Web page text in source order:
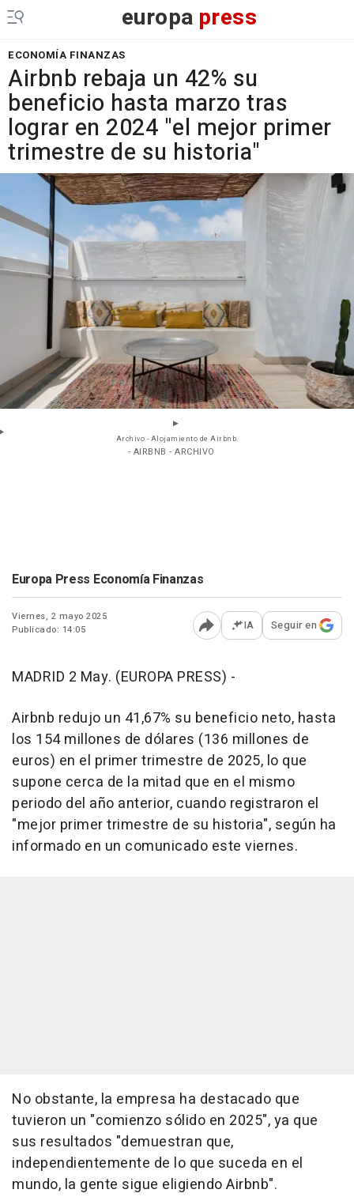
europa press
ECONOMÍA FINANZAS
Airbnb rebaja un 42% su
beneficio hasta marzo tras
lograr en 2024 "el mejor primer
trimestre de su historia"
Archivo - Alojamiento de Airbnb.
- AIRBNB - ARCHIVO
Europa Press Economía Finanzas
Viernes, 2 mayo 2025
Publicado: 14:05
Abrir opciones para
IA Seguir en
MADRID 2 May. (EUROPA PRESS) -
Airbnb redujo un 41,67% su beneficio neto, hasta
los 154 millones de dólares (136 millones de
euros) en el primer trimestre de 2025, lo que
supone cerca de la mitad que en el mismo
periodo del año anterior, cuando registraron el
"mejor primer trimestre de su historia", según ha
informado en un comunicado este viernes.
No obstante, la empresa ha destacado que
tuvieron un "comienzo sólido en 2025", ya que
sus resultados "demuestran que,
independientemente de lo que suceda en el
mundo, la gente sigue eligiendo Airbnb".